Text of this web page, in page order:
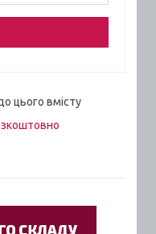
цього вмісту